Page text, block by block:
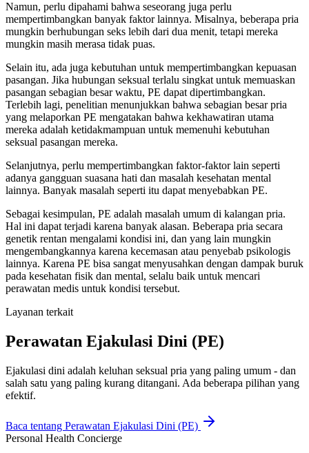
Namun, perlu dipahami bahwa seseorang juga perlu
mempertimbangkan banyak faktor lainnya. Misalnya, beberapa pria
mungkin berhubungan seks lebih dari dua menit, tetapi mereka
mungkin masih merasa tidak puas.
Selain itu, ada juga kebutuhan untuk mempertimbangkan kepuasan
pasangan. Jika hubungan seksual terlalu singkat untuk memuaskan
pasangan sebagian besar waktu, PE dapat dipertimbangkan.
Terlebih lagi, penelitian menunjukkan bahwa sebagian besar pria
yang melaporkan PE mengatakan bahwa kekhawatiran utama
mereka adalah ketidakmampuan untuk memenuhi kebutuhan
seksual pasangan mereka.
Selanjutnya, perlu mempertimbangkan faktor-faktor lain seperti
adanya gangguan suasana hati dan masalah kesehatan mental
lainnya. Banyak masalah seperti itu dapat menyebabkan PE.
Sebagai kesimpulan, PE adalah masalah umum di kalangan pria.
Hal ini dapat terjadi karena banyak alasan. Beberapa pria secara
genetik rentan mengalami kondisi ini, dan yang lain mungkin
mengembangkannya karena kecemasan atau penyebab psikologis
lainnya. Karena PE bisa sangat menyusahkan dengan dampak buruk
pada kesehatan fisik dan mental, selalu baik untuk mencari
perawatan medis untuk kondisi tersebut.
Layanan terkait
Perawatan Ejakulasi Dini (PE)
Ejakulasi dini adalah keluhan seksual pria yang paling umum - dan
salah satu yang paling kurang ditangani. Ada beberapa pilihan yang
efektif.
Baca tentang Perawatan Ejakulasi Dini (PE)
Personal Health Concierge